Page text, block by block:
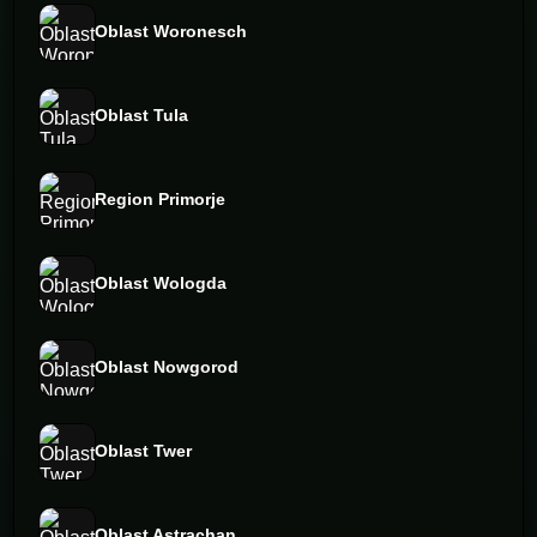
Oblast Woronesch
Oblast Tula
Region Primorje
Oblast Wologda
Oblast Nowgorod
Oblast Twer